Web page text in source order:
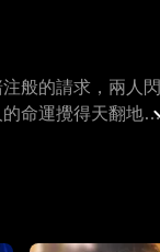
般的請求，兩人閃
命運攪得天翻地